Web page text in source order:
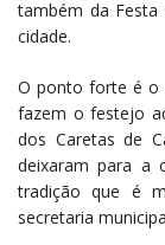
também da Festa
cidade.
O ponto forte é o
fazem o festejo
dos Caretas de
deixaram para a
tradição que é
secretaria